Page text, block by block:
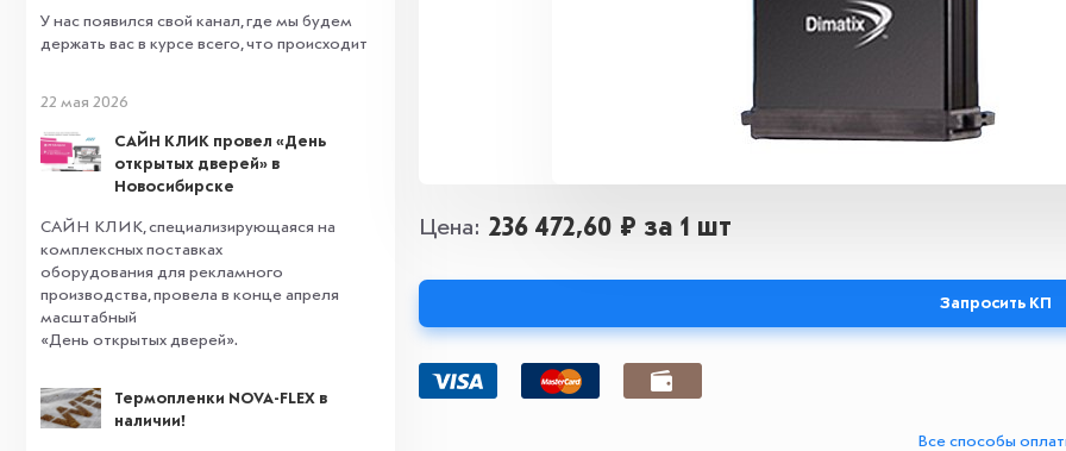
У нас появился свой канал, где мы будем
держать вас в курсе всего, что происходит
22 мая 2026
САЙН КЛИК провел «День
открытых дверей» в
Новосибирске
САЙН КЛИК, специализирующаяся на
комплексных поставках
оборудования для рекламного
производства, провела в конце апреля
масштабный
«День открытых дверей».
Термопленки NOVA-FLEX в
наличии!
Цена 236 472,60 ₽ за 1 шт
Запросить КП
Все способы